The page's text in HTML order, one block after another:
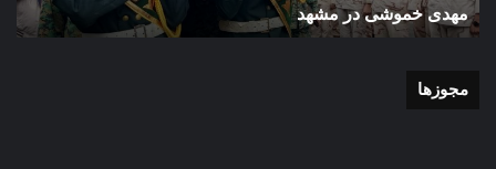
مشهد
کوثر
با
شهر مشهد
مجوزها